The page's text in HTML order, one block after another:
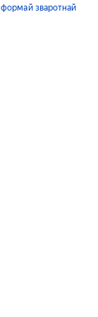
формай зваротнай